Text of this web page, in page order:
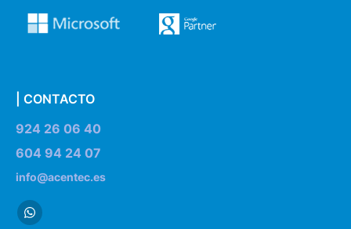
| CONTACTO
924 26 06 40
604 94 24 07
info@acentec.es